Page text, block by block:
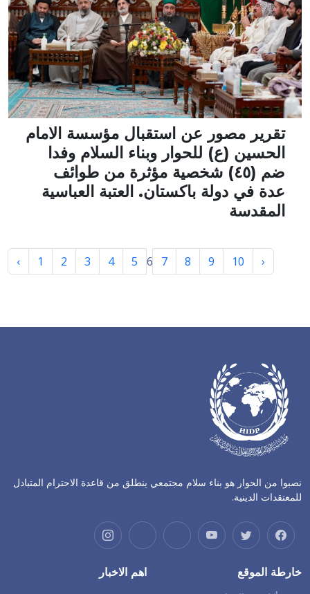
تقرير مصور عن استقبال مؤسسة الامام
الحسين (ع) للحوار وبناء السلام وفدا
ضم (٤٥) شخصية مؤثرة من طوائف
عدة في دولة باكستان. العتبة العباسية
المقدسة
‹ 1 2 3 4 5 6 7 8 9 10 ›
نصبوا من الحوار هو بناء سلام مجتمعي ينطلق من قاعدة الاحترام المتبادل
للمعتقدات الدينية.
خارطة الموقع
اهم الاخبار